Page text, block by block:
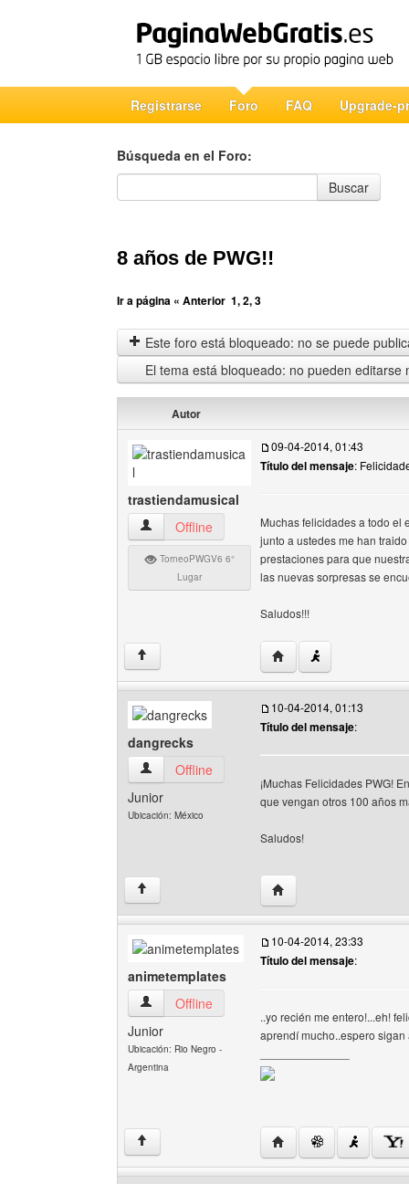
Registrarse Foro FAQ Upgrade-
Búsqueda en el Foro:
Búsqueda en el Foro
Buscar
8 años de PWG!!
Ir a página « Anterior 1,2,3
Este foro está bloqueado: no se puede
El tema está bloqueado: no pueden editarse
Autor
trastiendamusical
trastiendamusical Ver perfil del usuario
Offline
TorneoPWGV6 6°
Lugar
09-04-2014, 01:43
Título del mensaje:
Muchas felicidades a todo el
junto a ustedes me han
prestaciones para que
las nuevas sorpresas se
Saludos!!!
↑ Visitar sitio web del
dangrecks
dangrecks Ver perfil del usuario
Offline
Junior
Ubicación: México
10-04-2014, 01:13
Título del mensaje:
¡Muchas Felicidades PWG!
que vengan otros 100 años
Saludos!
↑ Visitar sitio web del
animetemplates
animetemplates Ver perfil del usuario
Offline
Junior
Ubicación: Rio Negro -
Argentina
10-04-2014, 23:33
Título del mensaje:
..yo recién me entero!...eh!
aprendí mucho..espero
↑ Visitar sitio web del